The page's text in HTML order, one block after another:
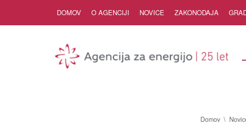
DOMOV O AGENCIJI NOVICE ZAKONODAJA
Domov